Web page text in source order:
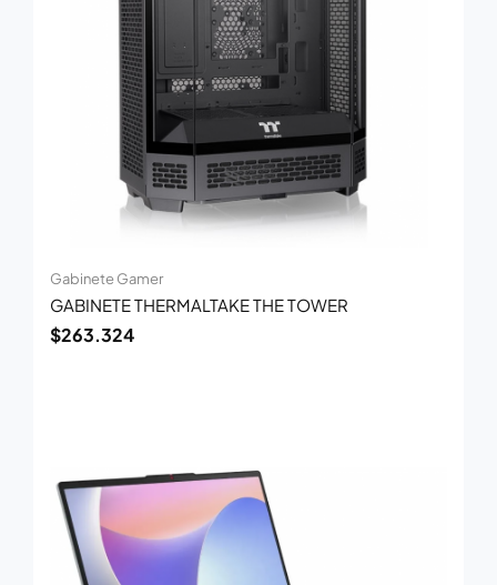
Gabinete Gamer
GABINETE THERMALTAKE THE TOWER
$263.324